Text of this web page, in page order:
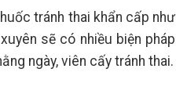
tránh thai khẩn cấp như
sẽ có nhiều biện pháp
ngày, viên cấy tránh thai.